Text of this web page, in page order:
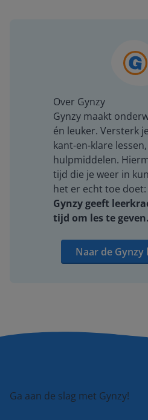
Over Gynzy
Gynzy maakt
én leuker. Versterk
kant-en-klare
hulpmiddelen.
tijd die je weer in
het er echt toe
Gynzy geeft
tijd om les te geven.
Naar de Gynzy
Ga aan de slag met Gynzy!